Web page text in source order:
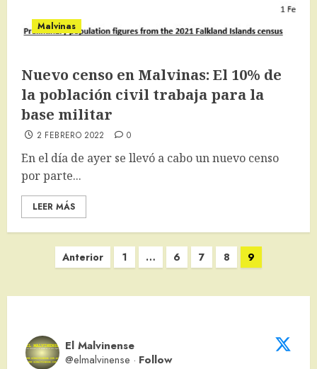
Malvinas
Nuevo censo en Malvinas: El 10% de
la población civil trabaja para la
base militar
2 FEBRERO 2022 0
En el día de ayer se llevó a cabo un nuevo censo
por parte...
LEER MÁS
Paginación
entradas
Anterior 1 … 6 7 8 9
El Malvinense
@elmalvinense · Follow